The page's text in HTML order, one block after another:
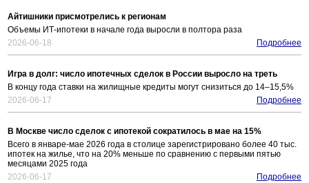
Айтишники присмотрелись к регионам
Объемы ИТ-ипотеки в начале года выросли в полтора раза
2026-06-18
Подробнее
Игра в долг: число ипотечных сделок в России выросло на треть
В концу года ставки на жилищные кредиты могут снизиться до 14–15,5%
2026-06-17
Подробнее
В Москве число сделок с ипотекой сократилось в мае на 15%
Всего в январе-мае 2026 года в столице зарегистрировано более 40 тыс.
ипотек на жилье, что на 20% меньше по сравнению с первыми пятью
месяцами 2025 года
2026-06-17
Подробнее